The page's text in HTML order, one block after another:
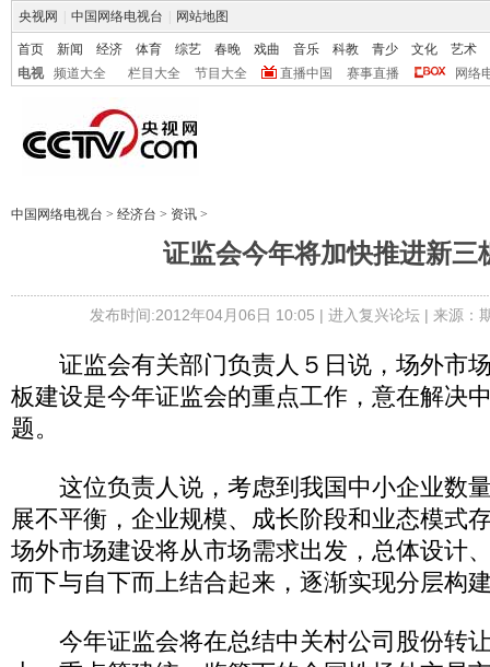
央视网 中国网络电视台 网站地图
首页 新闻 经济 体育 综艺 春晚 戏曲 音乐 科教 青少 文化
艺术
电视
频道大全 栏目大全 节目大全 直播中国 赛事直播 网络
中国网络电视台 > 经济台 > 资讯 >
证监会今年将加快推进新三
发布时间:2012年04月06日 10:05 | 进入复兴论坛| 来源：
证监会有关部门负责人５日说，场外市
板建设是今年证监会的重点工作，意在解决
题。
这位负责人说，考虑到我国中小企业数
展不平衡，企业规模、成长阶段和业态模式
场外市场建设将从市场需求出发，总体设计
而下与自下而上结合起来，逐渐实现分层构
今年证监会将在总结中关村公司股份转